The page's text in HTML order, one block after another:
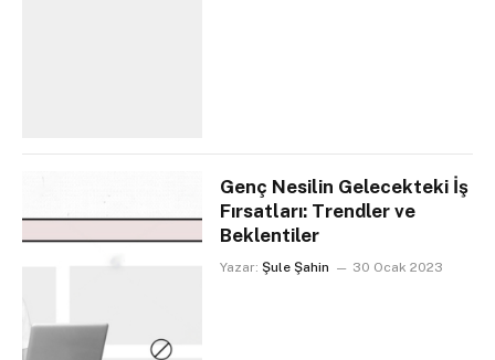
Genç Nesilin Gelecekteki İş
Fırsatları: Trendler ve
Beklentiler
Yazar: Şule Şahin 30 Ocak 2023